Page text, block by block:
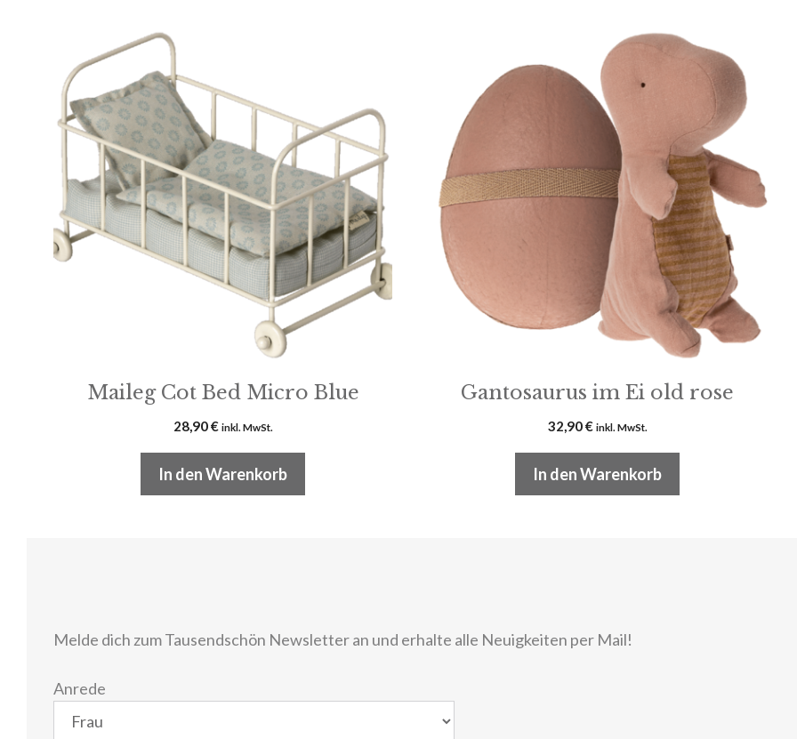
Maileg Cot Bed Micro Blue
28,90€ inkl. MwSt.
In den Warenkorb
Gantosaurus im Ei old rose
32,90€ inkl. MwSt.
In den Warenkorb
Melde dich zum Tausendschön Newsletter an und erhalte alle Neuigkeiten per Mail!
Anrede